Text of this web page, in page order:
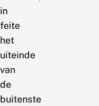
in
feite
het
uiteinde
van
de
buitenste